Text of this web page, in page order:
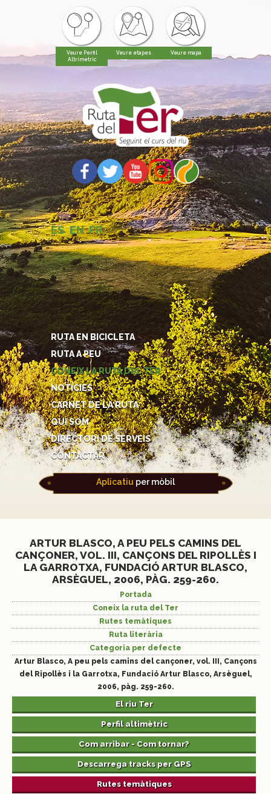
Veure Perfil
Altrimetric
Veure etapes Veure mapa
ES EN FR
RUTA EN BICICLETA
RUTA A PEU
CONEIX LA RUTA DEL TER
NOTÍCIES
CARNET DE LA RUTA
QUI SOM
DIRECTORI DE SERVEIS
CONTACTAR
Aplicatiu per mòbil
ARTUR BLASCO, A PEU PELS CAMINS DEL
CANÇONER, VOL. III, CANÇONS DEL RIPOLLÈS I
LA GARROTXA, FUNDACIÓ ARTUR BLASCO,
ARSÈGUEL, 2006, PÀG. 259-260.
Portada
Coneix la ruta del Ter
Rutes temàtiques
Ruta literària
Categoria per defecte
Artur Blasco, A peu pels camins del cançoner, vol. III, Cançons
del Ripollès i la Garrotxa, Fundació Artur Blasco, Arsèguel,
2006, pàg. 259-260.
El riu Ter
Perfil altimètric
Com arribar - Com tornar?
Descarrega tracks per GPS
Rutes temàtiques